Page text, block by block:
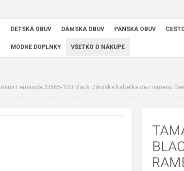
DETSKÁ OBUV DÁMSKA OBUV PÁNSKA OBUV
MÓDNE DOPLNKY VŠETKO O NÁKUPE
Fernanda 33666-100 Black Dámska kabelka cez rameno